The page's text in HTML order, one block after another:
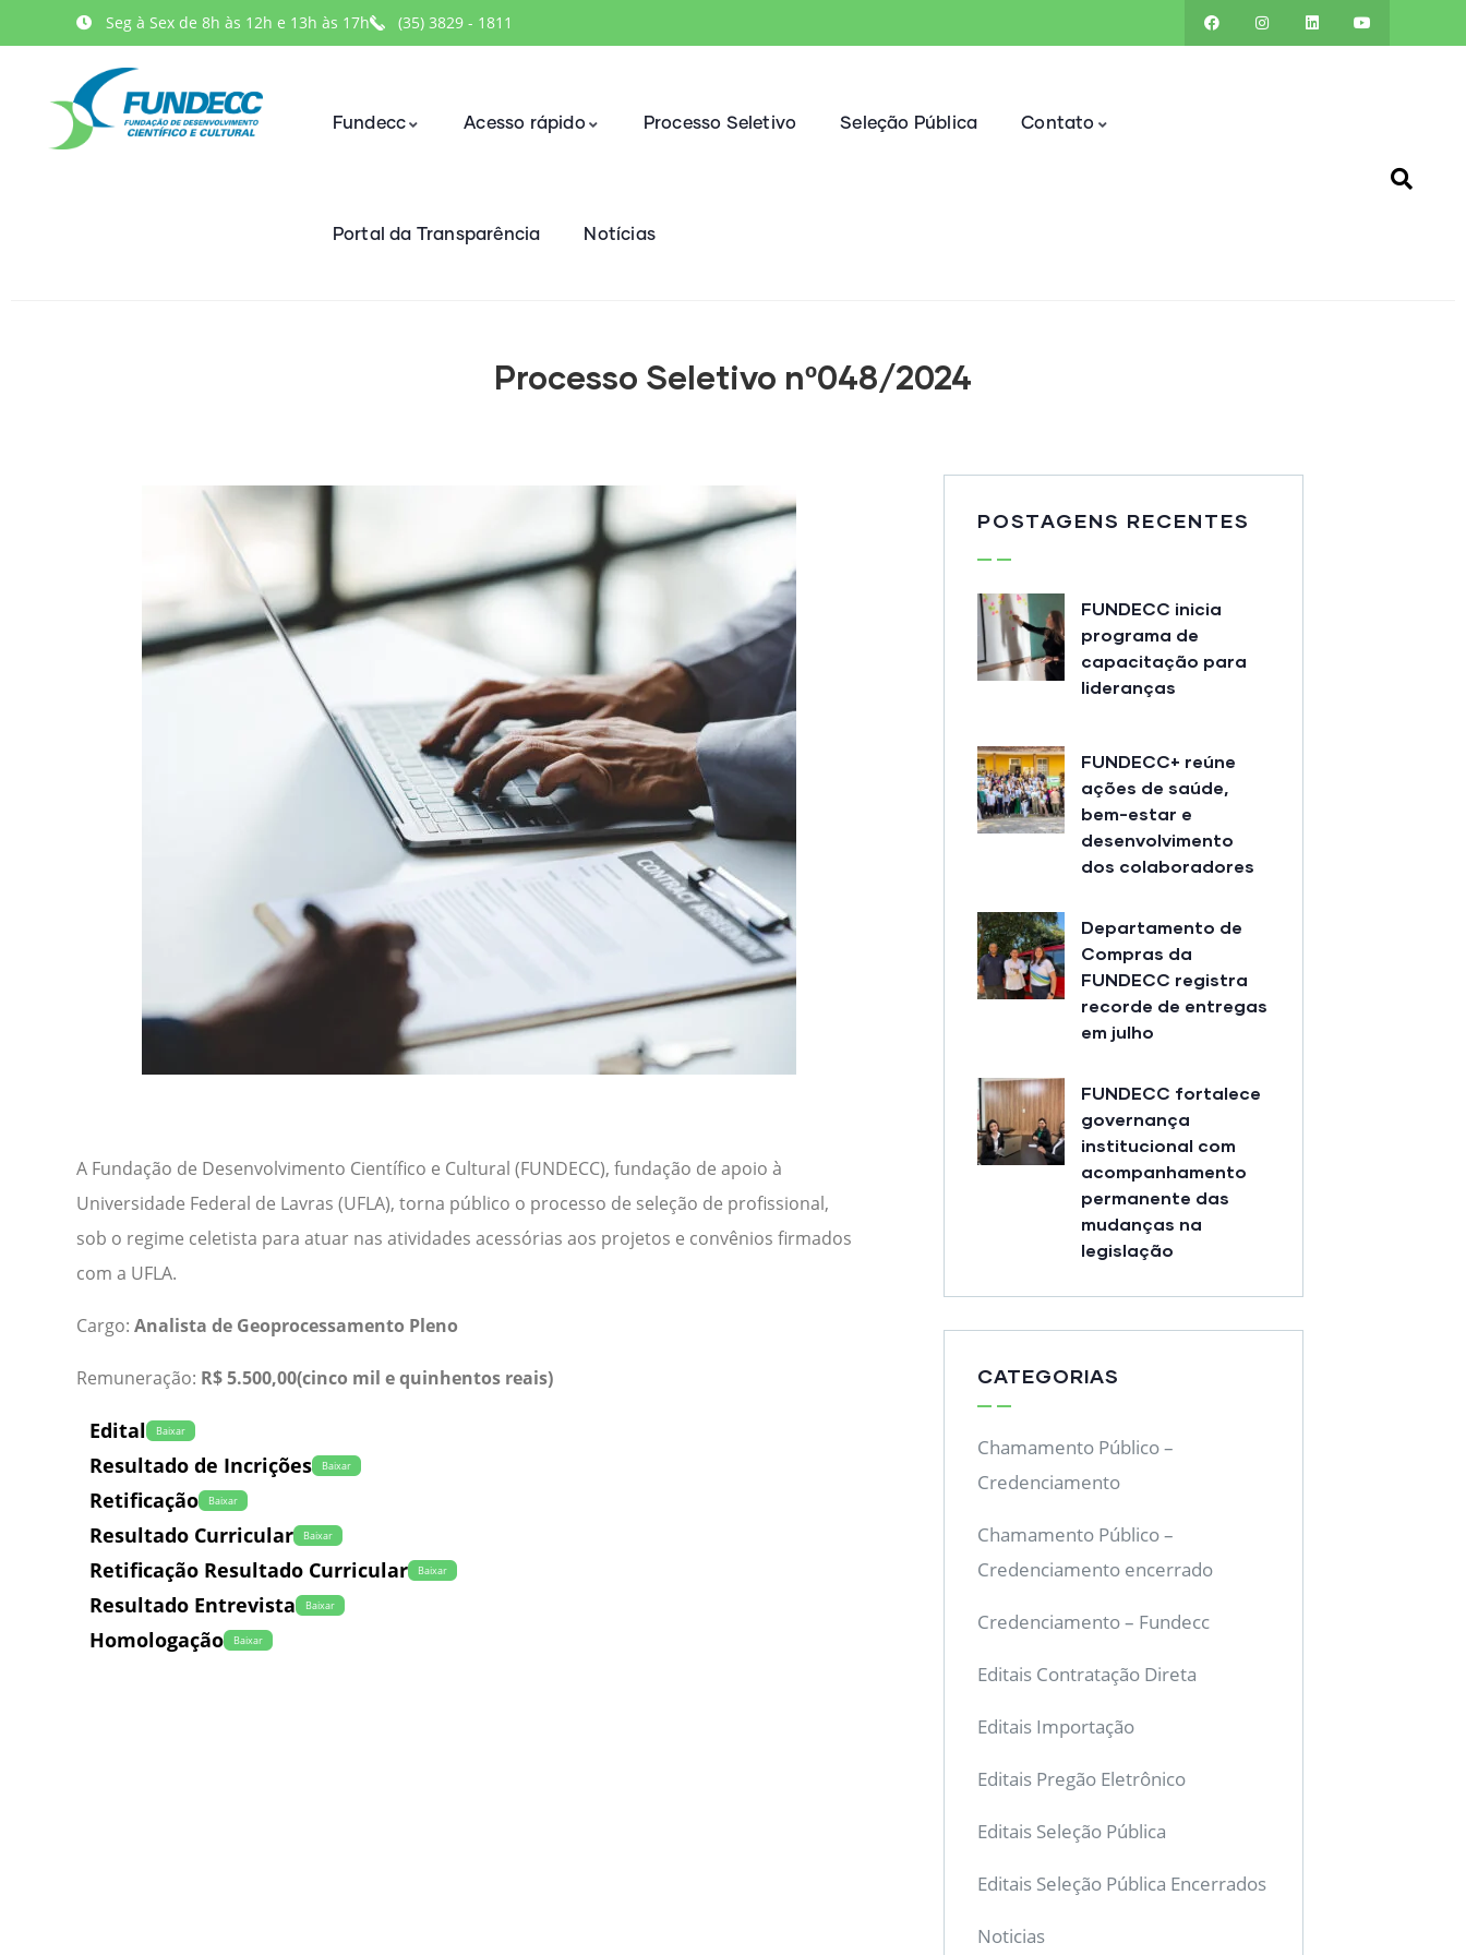
Seg à Sex de 8h às 12h e 13h às 17h (35) 3829 - 1811
Fundecc Acesso rápido Processo Seletivo Seleção Pública Contato
Portal da Transparência Notícias
Processo Seletivo nº048/2024
A Fundação de Desenvolvimento Científico e Cultural (FUNDECC), fundação de apoio à
Universidade Federal de Lavras (UFLA), torna público o processo de seleção de profissional,
sob o regime celetista para atuar nas atividades acessórias aos projetos e convênios firmados
com a UFLA.
Cargo: Analista de Geoprocessamento Pleno
Remuneração: R$ 5.500,00(cinco mil e quinhentos reais)
Edital Baixar
Resultado de Incrições Baixar
Retificação Baixar
Resultado Curricular Baixar
Retificação Resultado Curricular Baixar
Resultado Entrevista Baixar
Homologação Baixar
POSTAGENS RECENTES
FUNDECC inicia
programa de
capacitação para
lideranças
FUNDECC+ reúne
ações de saúde,
bem-estar e
desenvolvimento
dos colaboradores
Departamento de
Compras da
FUNDECC registra
recorde de entregas
em julho
FUNDECC fortalece
governança
institucional com
acompanhamento
permanente das
mudanças na
legislação
CATEGORIAS
Chamamento Público –
Credenciamento
Chamamento Público –
Credenciamento encerrado
Credenciamento – Fundecc
Editais Contratação Direta
Editais Importação
Editais Pregão Eletrônico
Editais Seleção Pública
Editais Seleção Pública Encerrados
Noticias